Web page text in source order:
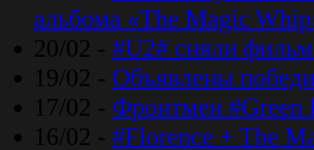
альбома «The Magic
20/02 - #U2# сняли
19/02 - Объявлены
17/02 - Фронтмен #Green
16/02 - #Florence + The